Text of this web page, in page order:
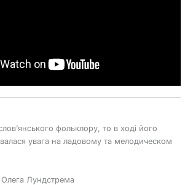
фольклору, то в ході його
увага на ладовому та мелодическом
Олега Лундстрема